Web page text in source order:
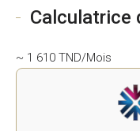
Calculatrice
~ 1 610 TND/Mois